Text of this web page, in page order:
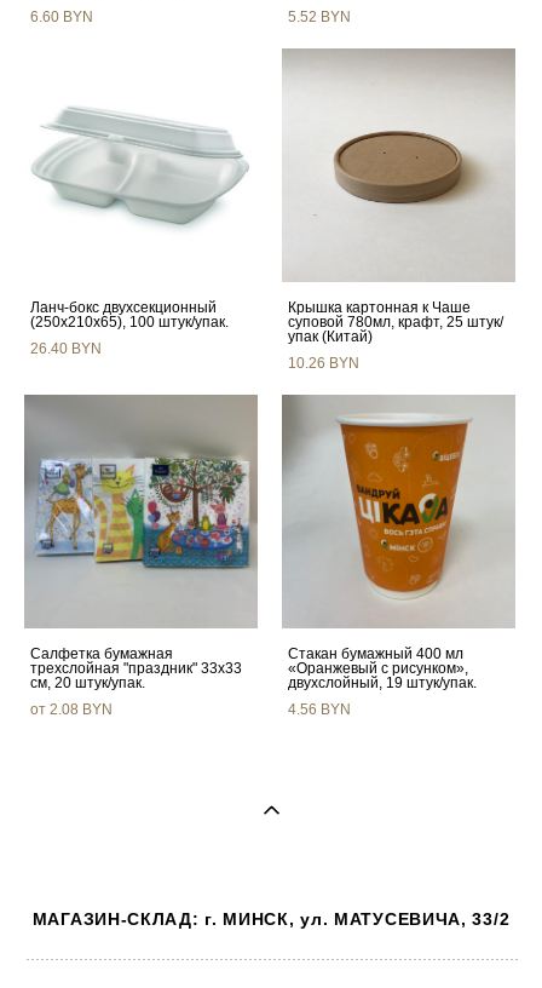
6.60 BYN
5.52 BYN
Ланч-бокс двухсекционный
(250x210x65), 100 штук/упак.
26.40 BYN
Крышка картонная к Чаше
суповой 780мл, крафт, 25 штук/
упак (Китай)
10.26 BYN
Салфетка бумажная
трехслойная "праздник" 33х33
см, 20 штук/упак.
от 2.08 BYN
Стакан бумажный 400 мл
«Оранжевый с рисунком»,
двухслойный, 19 штук/упак.
4.56 BYN
МАГАЗИН-СКЛАД: г. МИНСК, ул. МАТУСЕВИЧА, 33/2